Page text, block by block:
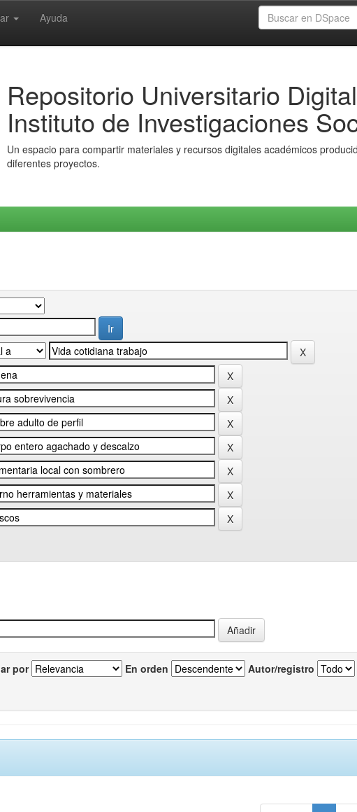
Ayuda
Repositorio Universitario Digital
Instituto de Investigaciones
Un espacio para compartir materiales y recursos digitales académicos
diferentes proyectos.
por En orden Autor/registro